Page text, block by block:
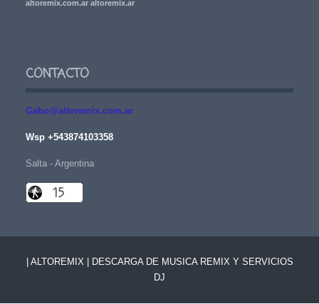
altoremix.com.ar altoremix.ar
CONTACTO
Gabo@altoremix.com.ar
Wsp +543874103358
Salta - Argentina
| ALTOREMIX | DESCARGA DE MUSICA REMIX Y SERVICIOS
DJ